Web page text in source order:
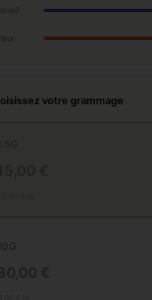
votre grammage